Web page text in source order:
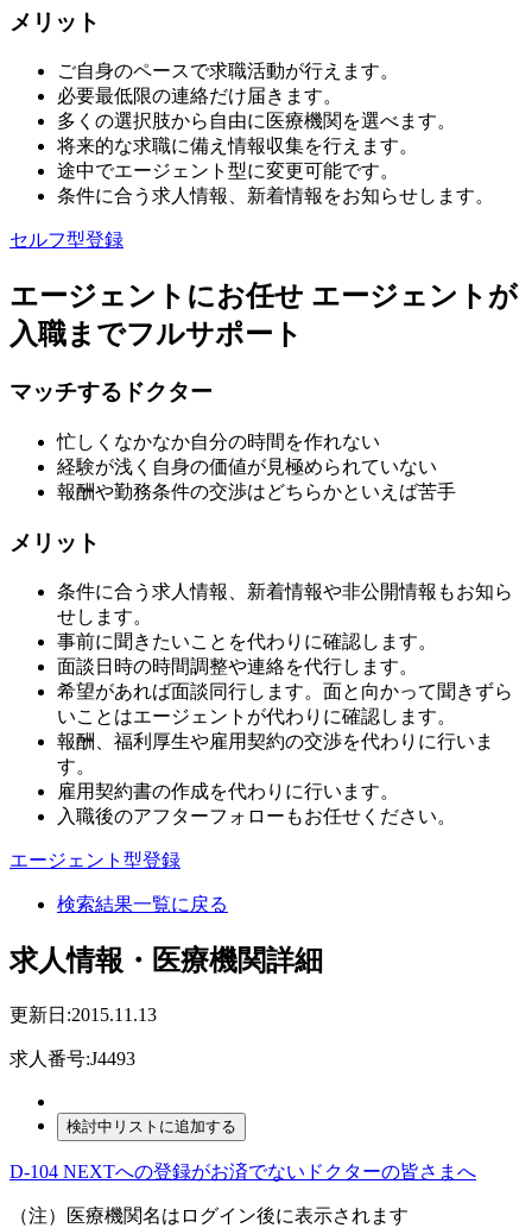
メリット
ご自身のペースで求職活動が行えます。
必要最低限の連絡だけ届きます。
多くの選択肢から自由に医療機関を選べます。
将来的な求職に備え情報収集を行えます。
途中でエージェント型に変更可能です。
条件に合う求人情報、新着情報をお知らせします。
セルフ型登録
エージェントにお任せ エージェントが
入職までフルサポート
マッチするドクター
忙しくなかなか自分の時間を作れない
経験が浅く自身の価値が見極められていない
報酬や勤務条件の交渉はどちらかといえば苦手
メリット
条件に合う求人情報、新着情報や非公開情報もお知ら
せします。
事前に聞きたいことを代わりに確認します。
面談日時の時間調整や連絡を代行します。
希望があれば面談同行します。面と向かって聞きずら
いことはエージェントが代わりに確認します。
報酬、福利厚生や雇用契約の交渉を代わりに行いま
す。
雇用契約書の作成を代わりに行います。
入職後のアフターフォローもお任せください。
エージェント型登録
検索結果一覧に戻る
求人情報・医療機関詳細
更新日:2015.11.13
求人番号:J4493
D-104 NEXTへの登録がお済でないドクターの皆さまへ
（注）医療機関名はログイン後に表示されます